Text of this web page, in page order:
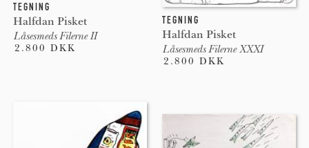
TEGNING
Halfdan Pisket
Låsesmeds Filerne II
2.800 DKK
TEGNING
Halfdan Pisket
Låsesmeds Filerne XXXI
2.800 DKK